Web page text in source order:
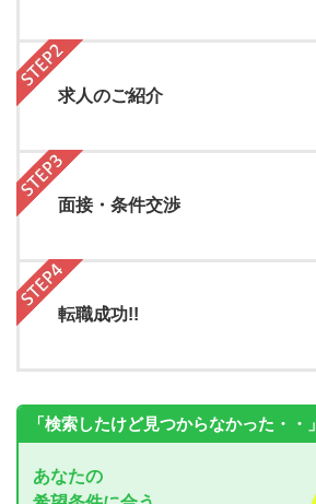
求人のご紹介
面接・条件交渉
転職成功!!
「検索したけど見つからなかった・・」
あなたの